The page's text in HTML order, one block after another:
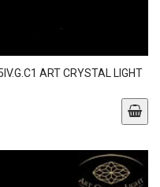
ART CRYSTAL LIGHT